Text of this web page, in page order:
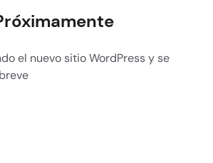
el nuevo sitio WordPress y se